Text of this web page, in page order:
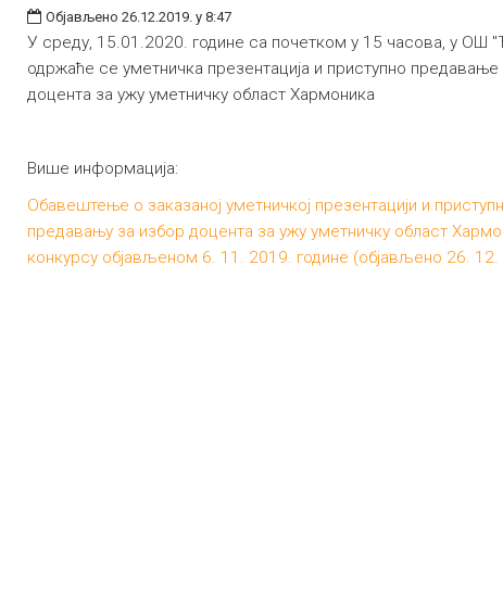
Објављено 26.12.2019. у 8:47
У среду, 15.01.2020. године са почетком у 15 часова, у ОШ
одржаће се уметничка презентација и приступно предавање
доцента за ужу уметничку област Хармоника
Више информација:
Обавештење о заказаној уметничкој презентацији и
предавању за избор доцента за ужу уметничку област
конкурсу објављеном 6. 11. 2019. године (објављено 26. 12.